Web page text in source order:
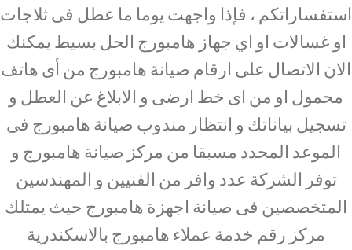
استفساراتكم ، فإذا واجهت يوما ما عطل فى ثلاجات
او غسالات او اي جهاز هامبورج الحل بسيط يمكنك
الان الاتصال على ارقام صيانة هامبورج من أى هاتف
محمول او من اى خط ارضى و الابلاغ عن العطل و
تسجيل بياناتك و انتظار مندوب صيانة هامبورج فى
الموعد المحدد مسبقا من مركز صيانة هامبورج و
توفر الشركة عدد وافر من الفنيين و المهندسين
المتخصصين فى صيانة اجهزة هامبورج حيث يمتلك
مركز رقم خدمة عملاء هامبورج بالاسكندرية